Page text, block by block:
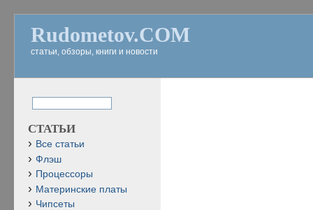
Rudometov.COM
статьи, обзоры, книги и новости
СТАТЬИ
Все статьи
Флэш
Процессоры
Материнские платы
Чипсеты